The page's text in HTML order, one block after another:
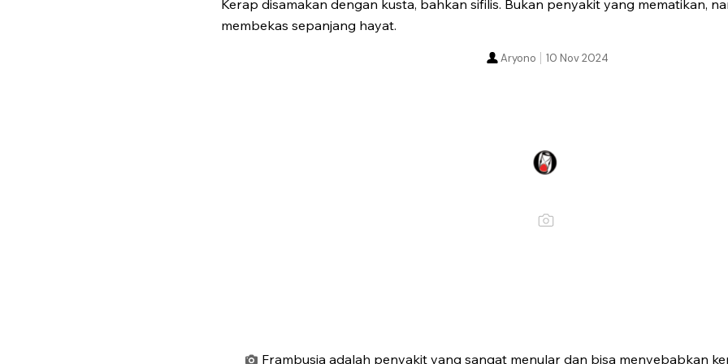
Kerap disamakan dengan kusta, bahkan sifilis. Bukan penyakit yang mematikan,
membekas sepanjang hayat.
10 Nov 2024
Aryono
Frambusia adalah penyakit yang sangat menular dan bisa menyebabkan